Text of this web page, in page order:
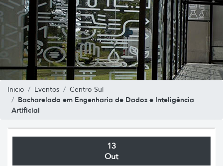
Inicio Eventos Centro-Sul
Bacharelado em Engenharia de Dados e Inteligência
Artificial
13
Out